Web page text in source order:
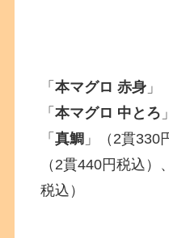
「本マグロ 赤身 」
「本マグロ 中とろ
「真鯛 」（2貫330
（2貫440円税込）
税込）